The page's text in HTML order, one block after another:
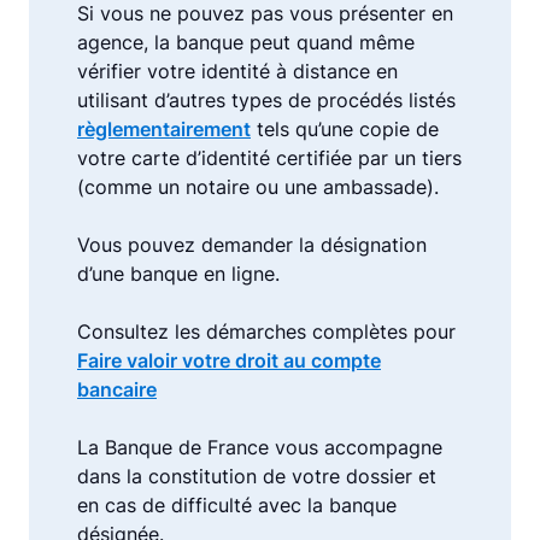
Si vous ne pouvez pas vous présenter en
agence, la banque peut quand même
vérifier votre identité à distance en
utilisant d’autres types de procédés listés
règlementairement tels qu’une copie de
votre carte d’identité certifiée par un tiers
(comme un notaire ou une ambassade).
Vous pouvez demander la désignation
d’une banque en ligne.
Consultez les démarches complètes pour
Faire valoir votre droit au compte
bancaire
La Banque de France vous accompagne
dans la constitution de votre dossier et
en cas de difficulté avec la banque
désignée.